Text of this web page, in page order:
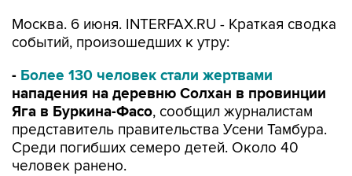
Москва. 6 июня. INTERFAX.RU - Краткая сводка
событий, произошедших к утру:
- Более 130 человек стали жертвами
нападения на деревню Солхан в провинции
Яга в Буркина-Фасо, сообщил журналистам
представитель правительства Усени Тамбура.
Среди погибших семеро детей. Около 40
человек ранено.